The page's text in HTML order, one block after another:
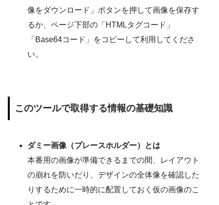
像をダウンロード」ボタンを押して画像を保存す
るか、ページ下部の「HTMLタグコード」
「Base64コード」をコピーして利用してくださ
い。
このツールで取得する情報の基礎知識
ダミー画像（プレースホルダー）とは
本番用の画像が準備できるまでの間、レイアウト
の崩れを防いだり、デザインの全体像を確認した
りするために一時的に配置しておく仮の画像のこ